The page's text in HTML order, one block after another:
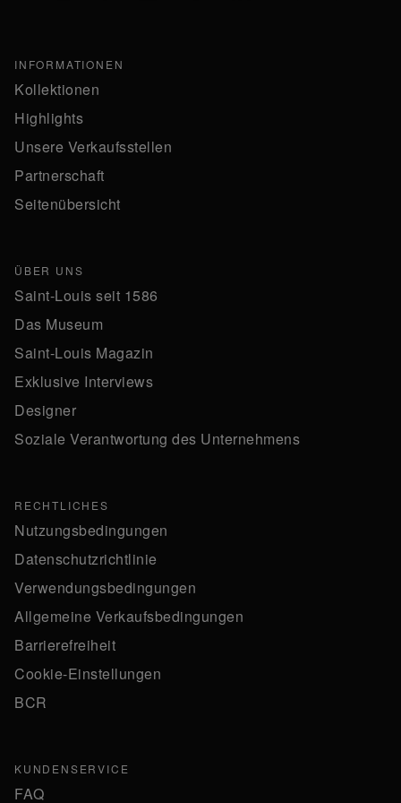
INFORMATIONEN
Kollektionen
Highlights
Unsere Verkaufsstellen
Partnerschaft
Seitenübersicht
ÜBER UNS
Saint-Louis seit 1586
Das Museum
Saint-Louis Magazin
Exklusive Interviews
Designer
Soziale Verantwortung des Unternehmens
RECHTLICHES
Nutzungsbedingungen
Datenschutzrichtlinie
Verwendungsbedingungen
Allgemeine Verkaufsbedingungen
Barrierefreiheit
Cookie-Einstellungen
BCR
KUNDENSERVICE
FAQ